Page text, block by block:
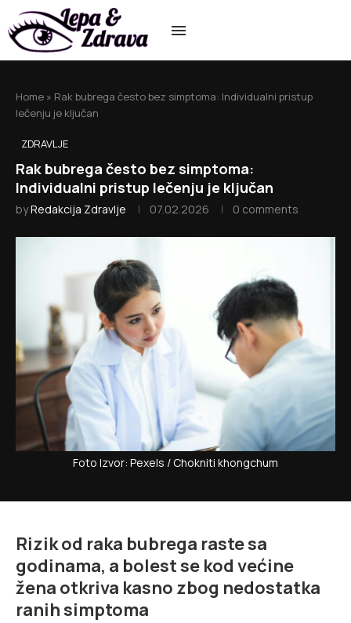
Home » Rak bubrega često bez simptoma: Individualni pristup
lečenju je ključan
ZDRAVLJE
Rak bubrega često bez simptoma:
Individualni pristup lečenju je ključan
byRedakcija Zdravlje 07.02.2026 0 comments
Foto Izvor: Pexels / Chokniti khongchum
Rizik od raka bubrega raste sa
godinama, a bolest se kod većine
žena otkriva kasno zbog nedostatka
ranih simptoma